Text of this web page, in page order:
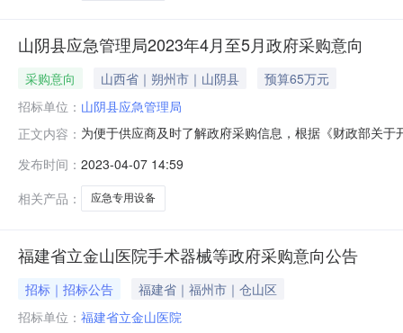
山阴县应急管理局2023年4月至5月政府采购意向
采购意向 山西省｜朔州市｜山阴县
预算65万元
招标单位： 山阴县应急管理局
正文内容： 为便于供应商及时了解政府采购信息，根据《财政部关
应急管理县级专项资金本次公开的采购意向是本单位政
发布时间： 2023-04-07 14:59
相关产品：
应急专用设备
福建省立金山医院手术器械等政府采购意向公告
招标｜招标公告
福建省｜福州市｜仓山区
招标单位： 福建省立金山医院